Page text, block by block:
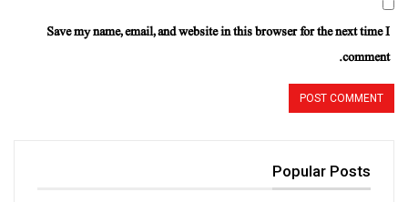
Save my name, email, and website in this browser for the next time I
comment.
Popular Posts